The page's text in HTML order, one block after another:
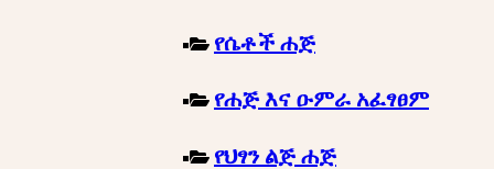
የሴቶች ሐጅ
የሐጅ እና ዑምራ አፈፃፀም
የህፃን ልጅ ሐጅ